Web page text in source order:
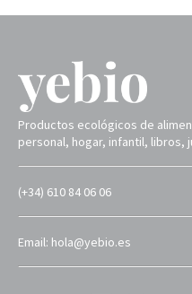
Productos ecológicos de
personal, hogar, infantil, libros,
(+34) 610 84 06 06
Email: hola@yebio.es